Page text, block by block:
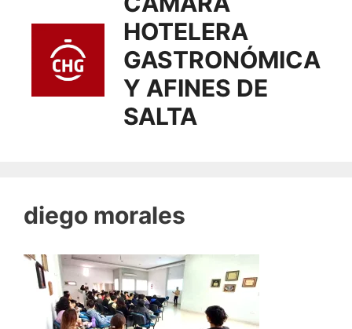
HOTELERA
GASTRONÓMICA
Y AFINES DE
SALTA
diego morales